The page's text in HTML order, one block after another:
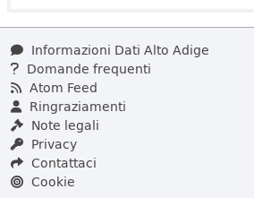
Informazioni Dati Alto Adige
Domande frequenti
Atom Feed
Ringraziamenti
Note legali
Privacy
Contattaci
Cookie